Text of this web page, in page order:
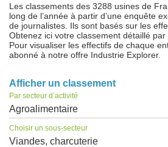
Les classements des 3288 usines de
long de l’année à partir d’une enquête
de journalistes. Ils sont basés sur les
Obtenez ici votre classement détaillé par
Pour visualiser les effectifs de chaque
abonné à notre offre Industrie Explorer.
Afficher un classement
Par secteur d’activité
Agroalimentaire
Choisir un sous-secteur
Viandes, charcuterie